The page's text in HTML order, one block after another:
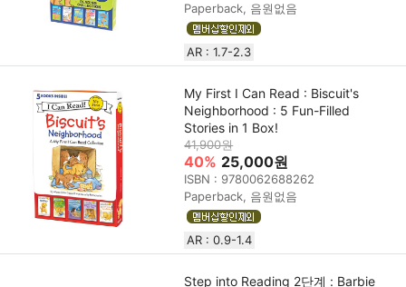
Paperback, 음원없음
AR : 1.7-2.3
My First I Can Read : Biscuit's
Neighborhood : 5 Fun-Filled
Stories in 1 Box!
41,900원
40% 25,000원
ISBN : 9780062688262
Paperback, 음원없음
AR : 0.9-1.4
Step into Reading 2단계 : Barbie